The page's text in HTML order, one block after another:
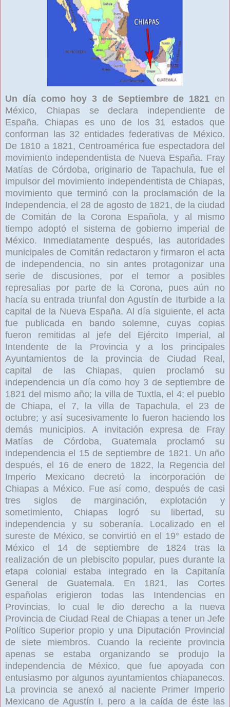
Un día como hoy 3 de Septiembre de 1821 en
México, Chiapas se declara independiente de
España. Chiapas es uno de los 31 estados que
conforman las 32 entidades federativas de México.
De 1810 a 1821, Centroamérica fue espectadora del
movimiento independentista de Nueva España. Fray
Matías de Córdoba, originario de Tapachula, fue el
impulsor del movimiento independentista de Chiapas,
movimiento que terminó con la proclamación de la
Independencia, el 28 de agosto de 1821, de la ciudad
de Comitán de la Corona Española, y al mismo
tiempo adoptó el sistema de gobierno imperial de
México. Inmediatamente después, las autoridades
municipales de Comitán redactaron y firmaron el acta
de independencia, no sin antes protagonizar una
serie de discusiones, por el temor a posibles
represalias por parte de la Corona, pues aún no
hacía su entrada triunfal don Agustín de Iturbide a la
capital de la Nueva España. Al día siguiente, el acta
fue publicada en bando solemne, cuyas copias
fueron remitidas al jefe del Ejército Imperial, al
Intendente de la Provincia y a los principales
Ayuntamientos de la provincia de Ciudad Real,
capital de las Chiapas, quien proclamó su
independencia un día como hoy 3 de septiembre de
1821 del mismo año; la villa de Tuxtla, el 4; el pueblo
de Chiapa, el 7, la villa de Tapachula, el 23 de
octubre; y así sucesivamente lo fueron haciendo los
demás municipios. A invitación expresa de Fray
Matías de Córdoba, Guatemala proclamó su
independencia el 15 de septiembre de 1821. Un año
después, el 16 de enero de 1822, la Regencia del
Imperio Mexicano decretó la incorporación de
Chiapas a México. Fue así como, después de casi
tres siglos de marginación, explotación y
sometimiento, Chiapas logró su libertad, su
independencia y su soberanía. Localizado en el
sureste de México, se convirtió en el 19° estado de
México el 14 de septiembre de 1824 tras la
realización de un plebiscito popular, pues durante la
etapa colonial estaba integrado en la Capitanía
General de Guatemala. En 1821, las Cortes
españolas erigieron todas las Intendencias en
Provincias, lo cual le dio derecho a la nueva
Provincia de Ciudad Real de Chiapas a tener un Jefe
Político Superior propio y una Diputación Provincial
de siete miembros. Cuando la reciente provincia
apenas se estaba organizando se produjo la
independencia de México, que fue apoyada con
entusiasmo por algunos ayuntamientos chiapanecos.
La provincia se anexó al naciente Primer Imperio
Mexicano de Agustín I, pero a la caída de éste las